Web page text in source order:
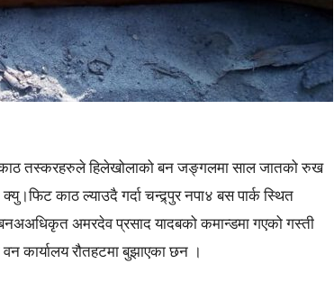
तस्करहरुले हिलेखोलाको बन जङ्गलमा साल जातको रुख
काठ ल्याउदै गर्दा चन्द्र्पुर नपा४ बस पार्क स्थित
अमरदेव प्रसाद यादबको कमान्डमा गएको गस्ती
कार्यालय रौतहटमा बुझाएका छन ।